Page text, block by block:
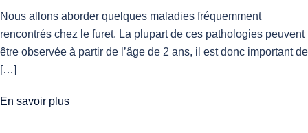
Nous allons aborder quelques maladies fréquemment
rencontrés chez le furet. La plupart de ces pathologies peuvent
être observée à partir de l’âge de 2 ans, il est donc important de
[…]
En savoir plus